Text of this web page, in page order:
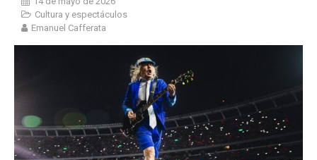
Cultura y espectáculos
Emanuel Cafferata